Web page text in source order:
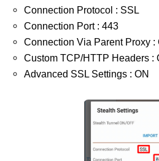
Connection Protocol : SSL
Connection Port : 443
Connection Via Parent Proxy :
Custom TCP/HTTP Headers :
Advanced SSL Settings : ON